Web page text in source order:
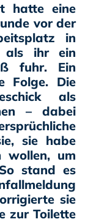
hatte eine
vor der
in
als ihr ein
fuhr. Ein
Folge. Die
als
– dabei
sie habe
wollen, um
stand es
sie
zur Toilette